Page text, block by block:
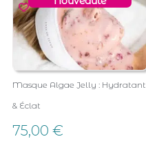
Masque Algae Jelly : Hydratant
& Éclat
75,00 €